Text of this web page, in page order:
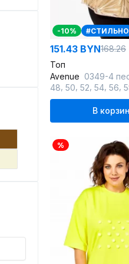
-10% #СТИЛЬНО
151.43 BYN168.26
Топ
Avenue 0349-4
48 50 52 54 56
В
%